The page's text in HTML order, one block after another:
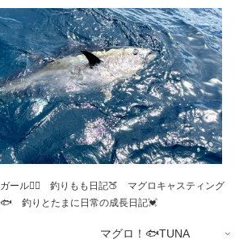
ール💁‍♀️ 釣りもも日記🍑 マグロキャスティング
釣りとたまに日常の成長日記💓
マグロ！🐟TUNA